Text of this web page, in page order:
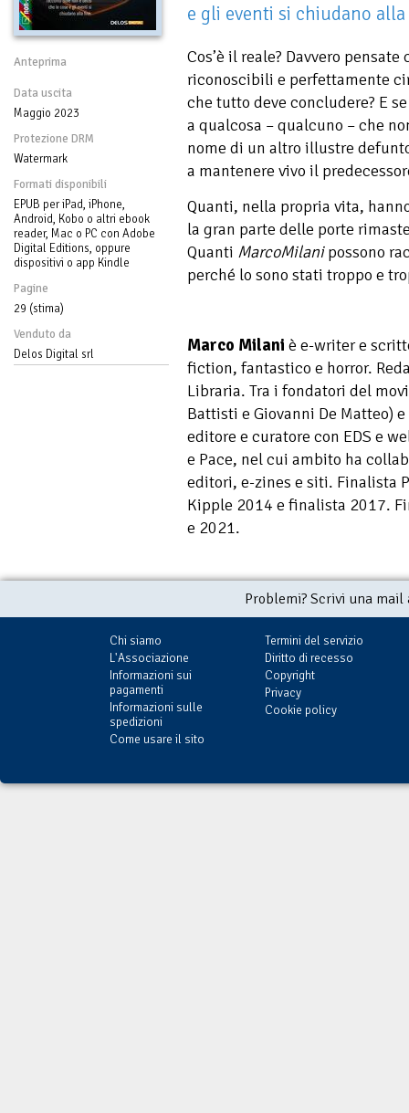
Anteprima
Data uscita
Maggio 2023
Protezione DRM
Watermark
Formati disponibili
EPUB per iPad, iPhone,
Android, Kobo o altri ebook
reader, Mac o PC con Adobe
Digital Editions, oppure
dispositivi o app Kindle
Pagine
29 (stima)
Venduto da
Delos Digital srl
e gli eventi si chiudano
Cos’è il reale? Davvero
riconoscibili e perfettamente
che tutto deve concludere? E
a qualcosa – qualcuno – che
nome di un altro illustre
a mantenere vivo il
Quanti, nella propria vita,
la gran parte delle porte
Quanti MarcoMilanipossono
perché lo sono stati troppo e
Marco Milani è e-writer e
fiction, fantastico e horror.
Libraria. Tra i fondatori del
Battisti e Giovanni De Matteo)
editore e curatore con EDS e
e Pace, nel cui ambito ha
editori, e-zines e siti. Finalista
Kipple 2014 e finalista 2017.
e 2021.
Problemi? Scrivi una
Chi siamo
L'Associazione
Informazioni sui
pagamenti
Informazioni sulle
spedizioni
Come usare il sito
Termini del servizio
Diritto di recesso
Copyright
Privacy
Cookie policy